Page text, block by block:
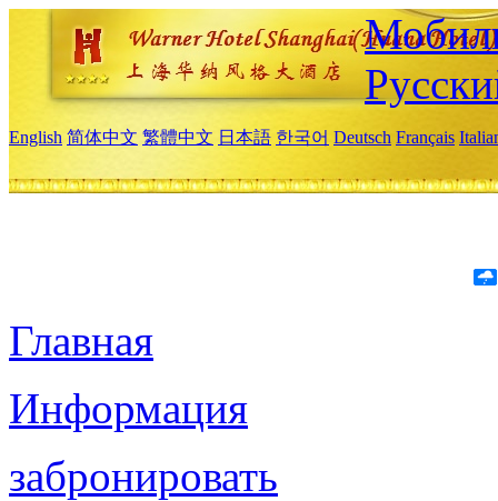
English 简体中文 繁體中文 日本語 한국어 Deutsch Français
Главная
Информация
забронировать